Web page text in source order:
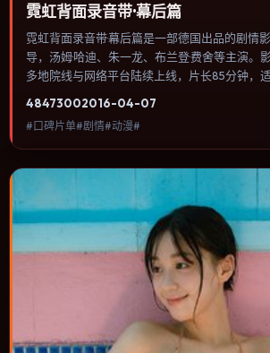
霓虹背面录音带·幕后篇
霓虹背面录音带·幕后篇是一部德国出品的剧情
导，汤姆·哈迪、朱一龙、布兰登·费舍等主演
多地院线与网络平台陆续上线，片长85分钟，
进，节奏与视听语言统一，可作为休闲观影或类
48473002016-04-07
#口碑片单#剧情#动漫#